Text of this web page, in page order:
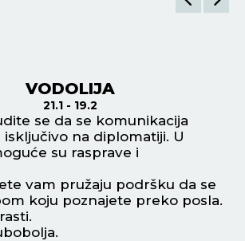
VODOLIJA
21.1 - 19.2
se da se komunikacija
isključivo na diplomatiji. U
su rasprave i
vam pružaju podršku da se
koju poznajete preko posla.